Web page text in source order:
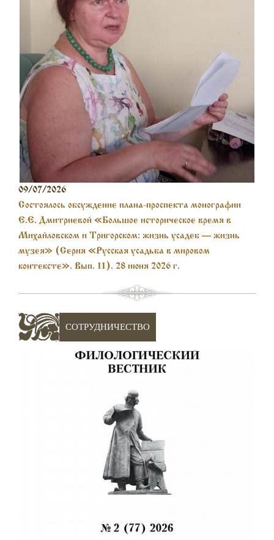
09/07/2026
Состоялось обсуждение плана-проспекта монографии
Е.Е. Дмитриевой «Большое историческое время в
Михайловском и Тригорском: жизнь усадеб — жизнь
музея» (Серия «Русская усадьба в мировом
контексте». Вып. 11). 28 июня 2026 г.
CОТРУДНИЧЕСТВО